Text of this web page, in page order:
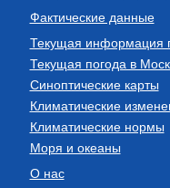
Фактические данные
Текущая информация
Текущая погода в
Синоптические карты
Климатические
Климатические нормы
Моря и океаны
О нас